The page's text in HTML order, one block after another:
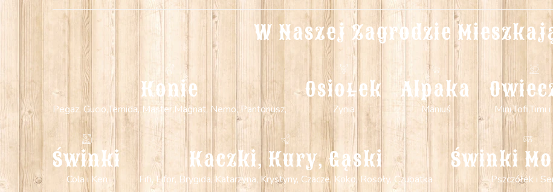
W Naszej Zagrodzie
Konie
Pegaz, Gucio,Temida, Master,Magnat, Nemo, Pantoriusz,
Osiołek
Zynia
Alpaka
Maniuś Mini,Tofi,Timi
Świnki
Cola i Ken
Kaczki, Kury, Gąski
Fifi, Fifor, Brygida, Katarzyna, Krystyny, Czacze, Koko, Rosoły, Czubatka
Świnki
Pszczółek i